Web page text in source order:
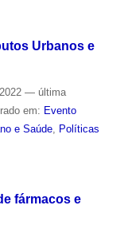
Urbanos e
— última
em: Evento
e Saúde, Políticas
fármacos e